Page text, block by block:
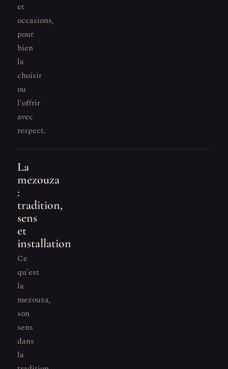
et
occasions,
pour
bien
la
choisir
ou
l'offrir
avec
respect.
La
mezouza
:
tradition,
sens
et
installation
Ce
qu'est
la
mezouza,
son
sens
dans
la